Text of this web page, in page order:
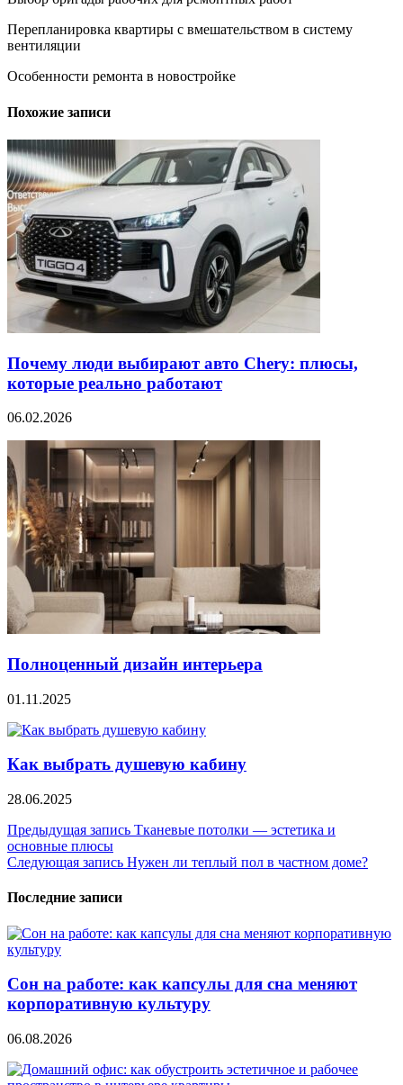
Перепланировка квартиры с вмешательством в систему
вентиляции
Особенности ремонта в новостройке
Похожие записи
Почему люди выбирают авто Chery: плюсы,
которые реально работают
06.02.2026
Полноценный дизайн интерьера
01.11.2025
Как выбрать душевую кабину
28.06.2025
Навигация
по
Предыдущая запись Тканевые потолки — эстетика и
основные плюсы
Следующая запись Нужен ли теплый пол в частном доме?
Последние записи
Сон на работе: как капсулы для сна меняют
корпоративную культуру
06.08.2026